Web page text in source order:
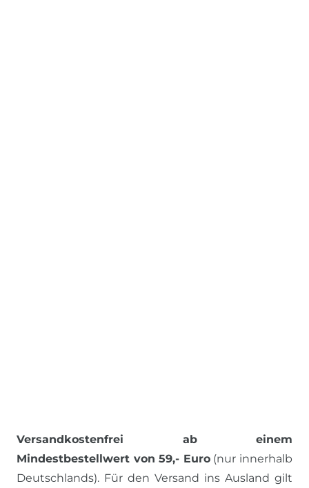
Versandkostenfrei ab einem
Mindestbestellwert von 59,- Euro(nur innerhalb
Deutschlands). Für den Versand ins Ausland gilt